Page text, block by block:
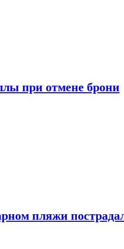
при отмене брони
пляжи